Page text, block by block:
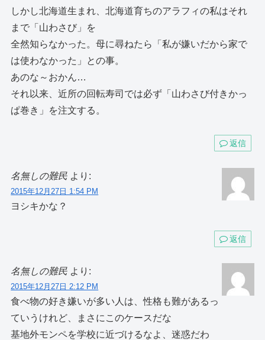
しかし北海道生まれ、北海道育ちのアラフィの私はそれ
まで「山わさび」を
全然知らなかった。母に尋ねたら「私が嫌いだから家で
は使わなかった」との事。
あのな～おかん…
それ以来、近所の回転寿司では必ず「山わさび付きかっ
ぱ巻き」を注文する。
返信
名無しの難民 より:
2015年12月27日 1:54 PM
ヨシキかな？
返信
名無しの難民 より:
2015年12月27日 2:12 PM
食べ物の好き嫌いが多い人は、性格も難があるっ
ていうけれど、まさにこのケースだな
基地外モンペを学校に近づけるなよ、迷惑だわ